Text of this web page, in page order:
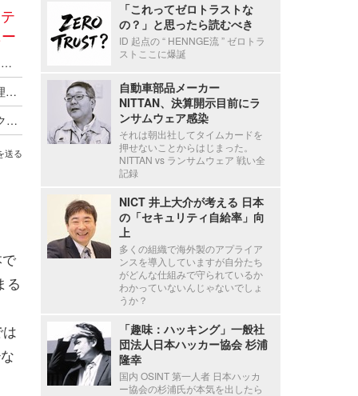
TwoFive、2026年上半期のフィッシングトレンドを公開 ～ Azure の悪用拡大
TwoFive、事例から学ぶ Microsoft 365 の設定管理・脅威検知ウェビナーを7月30日に開催
DMARC解析サービス「DMARC/25 Analyze」、クラウド安全性の国際規格「ISO/IEC 27017」認証を取得
送る
る
「これってゼロトラストな
の？」と思ったら読むべき
ID 起点の “ HENNGE流 ” ゼロトラ
ストここに爆誕
自動車部品メーカー
NITTAN、決算開示目前にラ
ンサムウェア感染
それは朝出社してタイムカードを
押せないことからはじまった。
NITTAN vs ランサムウェア 戦い全
記録
NICT 井上大介が考える 日本
の「セキュリティ自給率」向
上
多くの組織で海外製のアプライア
ンスを導入していますが自分たち
がどんな仕組みで守られているか
わかっていないんじゃないでしょ
うか？
「趣味：ハッキング」一般社
団法人日本ハッカー協会 杉浦
隆幸
国内 OSINT 第一人者 日本ハッカ
ー協会の杉浦氏が本気を出したら